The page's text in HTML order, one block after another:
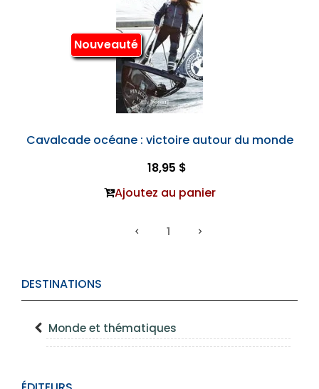
DESTINATIONS
Monde et thématiques
Nouveauté
Cavalcade océane : victoire autour du monde
18,95 $
Ajoutez au panier
1